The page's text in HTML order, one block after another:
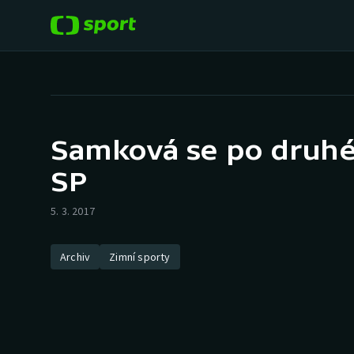
Hokej
Cyklistika
Baseball a softbal
Samková se po
SP
5. 3. 2017
Archiv Zimní sporty